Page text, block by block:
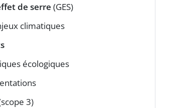
de serre (GES)
climatiques
écologiques
3)